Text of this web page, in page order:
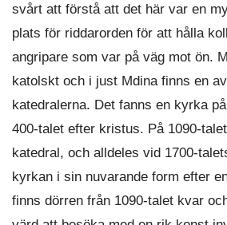
svårt att förstå att det här var en
plats för riddarorden för att hålla
angripare som var på väg mot ön.
katolskt och i just Mdina finns en
katedralerna. Det fanns en kyrka
400-talet efter kristus. På 1090-
katedral, och alldeles vid 1700-
kyrkan i sin nuvarande form efter
finns dörren från 1090-talet kvar